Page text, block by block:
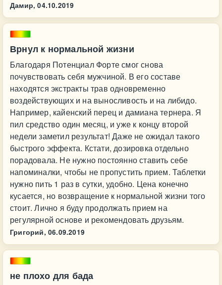
Дамир, 04.10.2019
Врнул к нормальной жизни
Благодаря Потенциал Форте смог снова
почувствовать себя мужчиной. В его составе
находятся экстракты трав одновременно
воздействующих и на выносливость и на либидо.
Например, кайенский перец и дамиана тернера. Я
пил средство один месяц, и уже к концу второй
недели заметил результат! Даже не ожидал такого
быстрого эффекта. Кстати, дозировка отдельно
порадовала. Не нужно постоянно ставить себе
напоминалки, чтобы не пропустить прием. Таблетки
нужно пить 1 раз в сутки, удобно. Цена конечно
кусается, но возвращение к нормальной жизни того
стоит. Лично я буду продолжать прием на
регулярной основе и рекомендовать друзьям.
Григорий, 06.09.2019
не плохо для бада